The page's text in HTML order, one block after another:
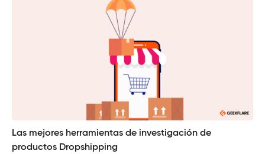
Las mejores herramientas de investigación de
productos Dropshipping